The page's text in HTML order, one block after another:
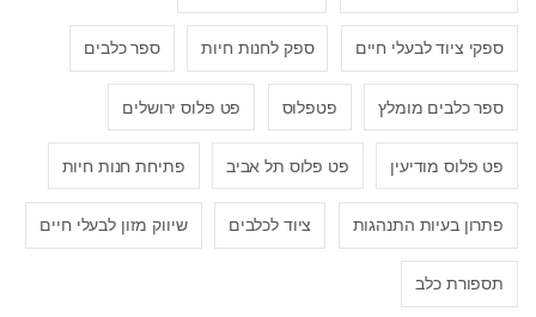
ספקי ציוד לבעלי חיים ספק לחנות חיות ספר כלבים
ספר כלבים מומלץ פטפלוס פט פלוס ירושלים
פט פלוס מודיעין פט פלוס תל אביב פתיחת חנות חיות
פתרון בעיות התנהגות ציוד לכלבים שיווק מזון לבעלי חיים
תספורת כלב